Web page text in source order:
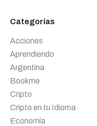
Categorías
Acciones
Aprendiendo
Argentina
Bookme
Cripto
Cripto en tu Idioma
Economía